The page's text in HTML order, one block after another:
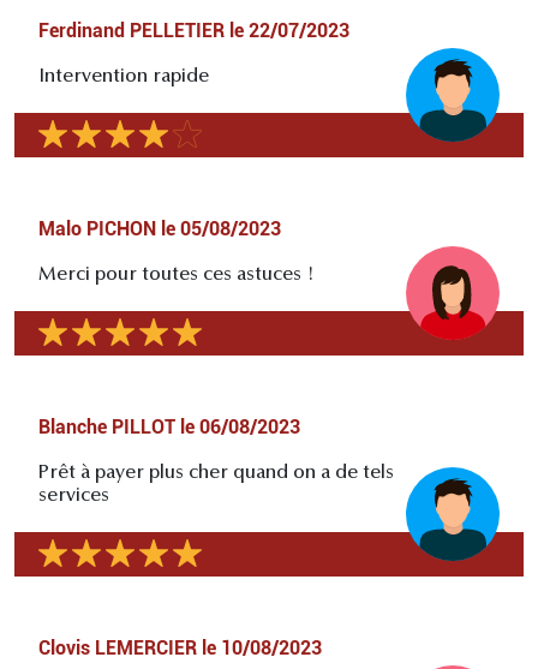
Ferdinand PELLETIER le 22/07/2023
Intervention rapide
Malo PICHON le 05/08/2023
Merci pour toutes ces astuces !
Blanche PILLOT le 06/08/2023
Prêt à payer plus cher quand on a de tels
services
Clovis LEMERCIER le 10/08/2023